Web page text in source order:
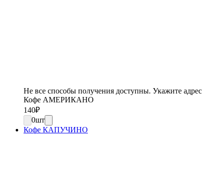
Не все способы получения доступны. Укажите адрес
Кофе АМЕРИКАНО
140₽
0шт
Кофе КАПУЧИНО